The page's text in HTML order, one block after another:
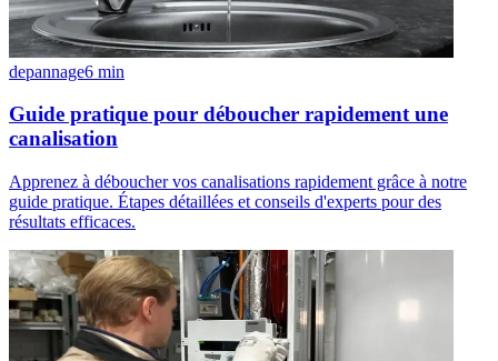
depannage6 min
Guide pratique pour déboucher rapidement une
canalisation
Apprenez à déboucher vos canalisations rapidement grâce à notre
guide pratique. Étapes détaillées et conseils d'experts pour des
résultats efficaces.